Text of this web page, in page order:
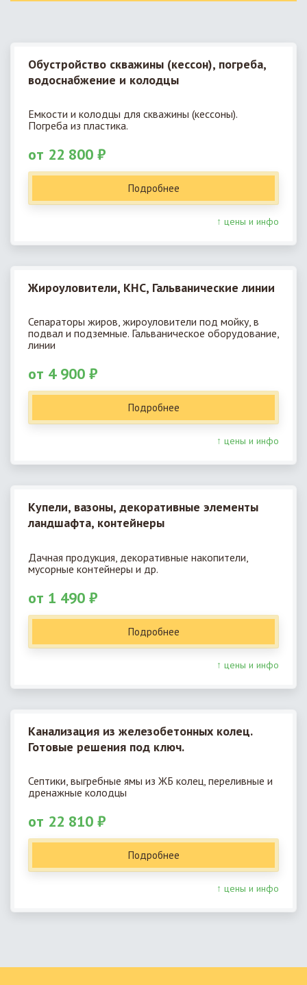
Обустройство скважины (кессон), погреба,
водоснабжение и колодцы
Емкости и колодцы для скважины (кессоны).
Погреба из пластика.
от 22 800 ₽
Подробнее
↑ цены и инфо
Жироуловители, КНС, Гальванические линии
Сепараторы жиров, жироуловители под мойку, в
подвал и подземные. Гальваническое оборудование,
линии
от 4 900 ₽
Подробнее
↑ цены и инфо
Купели, вазоны, декоративные элементы
ландшафта, контейнеры
Дачная продукция, декоративные накопители,
мусорные контейнеры и др.
от 1 490 ₽
Подробнее
↑ цены и инфо
Канализация из железобетонных колец.
Готовые решения под ключ.
Септики, выгребные ямы из ЖБ колец, переливные и
дренажные колодцы
от 22 810 ₽
Подробнее
↑ цены и инфо